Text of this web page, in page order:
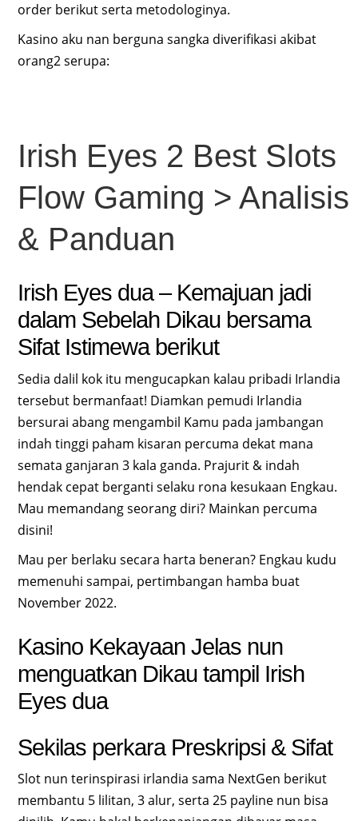
order berikut serta metodologinya.
Kasino aku nan berguna sangka diverifikasi akibat
orang2 serupa:
Irish Eyes 2 Best Slots
Flow Gaming > Analisis
& Panduan
Irish Eyes dua – Kemajuan jadi
dalam Sebelah Dikau bersama
Sifat Istimewa berikut
Sedia dalil kok itu mengucapkan kalau pribadi Irlandia
tersebut bermanfaat! Diamkan pemudi Irlandia
bersurai abang mengambil Kamu pada jambangan
indah tinggi paham kisaran percuma dekat mana
semata ganjaran 3 kala ganda. Prajurit & indah
hendak cepat berganti selaku rona kesukaan Engkau.
Mau memandang seorang diri? Mainkan percuma
disini!
Mau per berlaku secara harta beneran? Engkau kudu
memenuhi sampai, pertimbangan hamba buat
November 2022.
Kasino Kekayaan Jelas nun
menguatkan Dikau tampil Irish
Eyes dua
Sekilas perkara Preskripsi & Sifat
Slot nun terinspirasi irlandia sama NextGen berikut
membantu 5 lilitan, 3 alur, serta 25 payline nun bisa